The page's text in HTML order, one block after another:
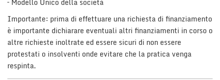
Importante: prima di effettuare una richiesta di finanziamento
è importante dichiarare eventuali altri finanziamenti in corso o
altre richieste inoltrate ed essere sicuri di non essere
protestati o insolventi onde evitare che la pratica venga
respinta.